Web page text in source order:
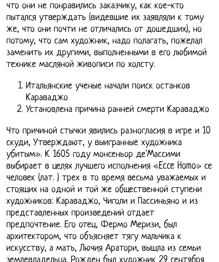
что они не понравились заказчику, как кое-кто
пытался утверждать (видевшие их заявляли к тому
же, что они почти не отличались от дошедших), но
потому, что сам художник, надо полагать, пожелал
заменить их другими, выполненными в его любимой
технике масляной живописи по холсту.
Итальянские ученые начали поиск останков
Караваджо
Установлена причина ранней смерти Караваджо
Что причиной стычки явились разногласия в игре и 10
скуди, Утверждают, у выигранные художника
убитым». К 1605 году монсеньор де'Массими
выбирает в целях лучшего исполнения «Ecce Homo» се
человек (лат. ) трех в то время весьма уважаемых и
стоящих на одной и той же общественной ступени
художников: Караваджо, Чиголи и Пассиньяно и из
представленных произведений отдает
предпочтение. Его отец, Фермо Меризи, был
архитектором, что объясняет тягу мальчика к
искусству, а мать, Лючия Аратори, вышла из семьи